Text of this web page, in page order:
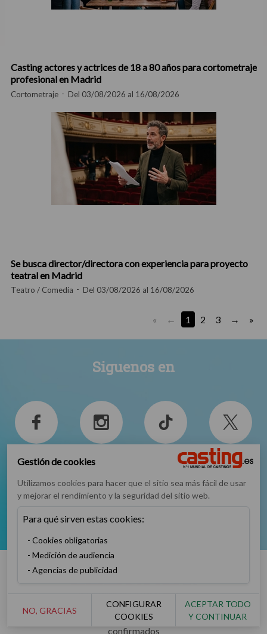
Casting actores y actrices de 18 a 80 años para cortometraje
profesional en Madrid
Cortometraje Del 03/08/2026 al 16/08/2026
Se busca director/directora con experiencia para proyecto
teatral en Madrid
Teatro / Comedia Del 03/08/2026 al 16/08/2026
« 1 2 3 »
Siguenos en
Facebook Instagram TikTok Twitter
YouTube
Número 1 mundial de casting para artistas principiantes o
confirmados
Gestión de cookies
Utilizamos cookies para hacer que el sitio sea más fácil de usar
y mejorar el rendimiento y la seguridad del sitio web.
Para qué sirven estas cookies:
Cookies obligatorias
Medición de audiencia
Agencias de publicidad
NO, GRACIAS
CONFIGURAR
COOKIES
ACEPTAR TODO
Y CONTINUAR